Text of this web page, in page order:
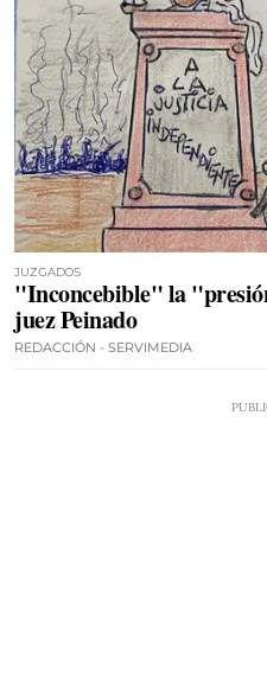
JUZGADOS
"Inconcebible" la
juez Peinado
REDACCIÓN - SERVIMEDIA